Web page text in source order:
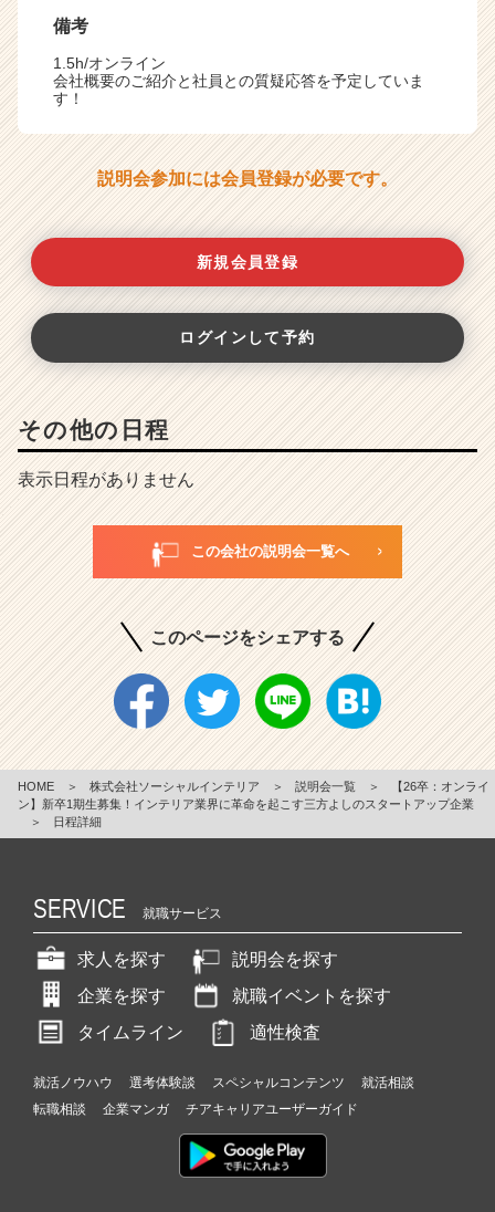
備考
1.5h/オンライン
会社概要のご紹介と社員との質疑応答を予定していま
す！
説明会参加には会員登録が必要です。
新規会員登録
ログインして予約
その他の日程
表示日程がありません
この会社の説明会一覧へ
このページをシェアする
HOME ＞ 株式会社ソーシャルインテリア ＞ 説明会一覧 ＞
【26卒：オンライ
ン】新卒1期生募集！インテリア業界に革命を起こす三方よしのスタートアップ企業
＞
日程詳細
SERVICE 就職サービス
求人を探す
説明会を探す
企業を探す
就職イベントを探す
タイムライン
適性検査
就活ノウハウ 選考体験談 スペシャルコンテンツ
就活相談
転職相談
企業マンガ チアキャリアユーザーガイド